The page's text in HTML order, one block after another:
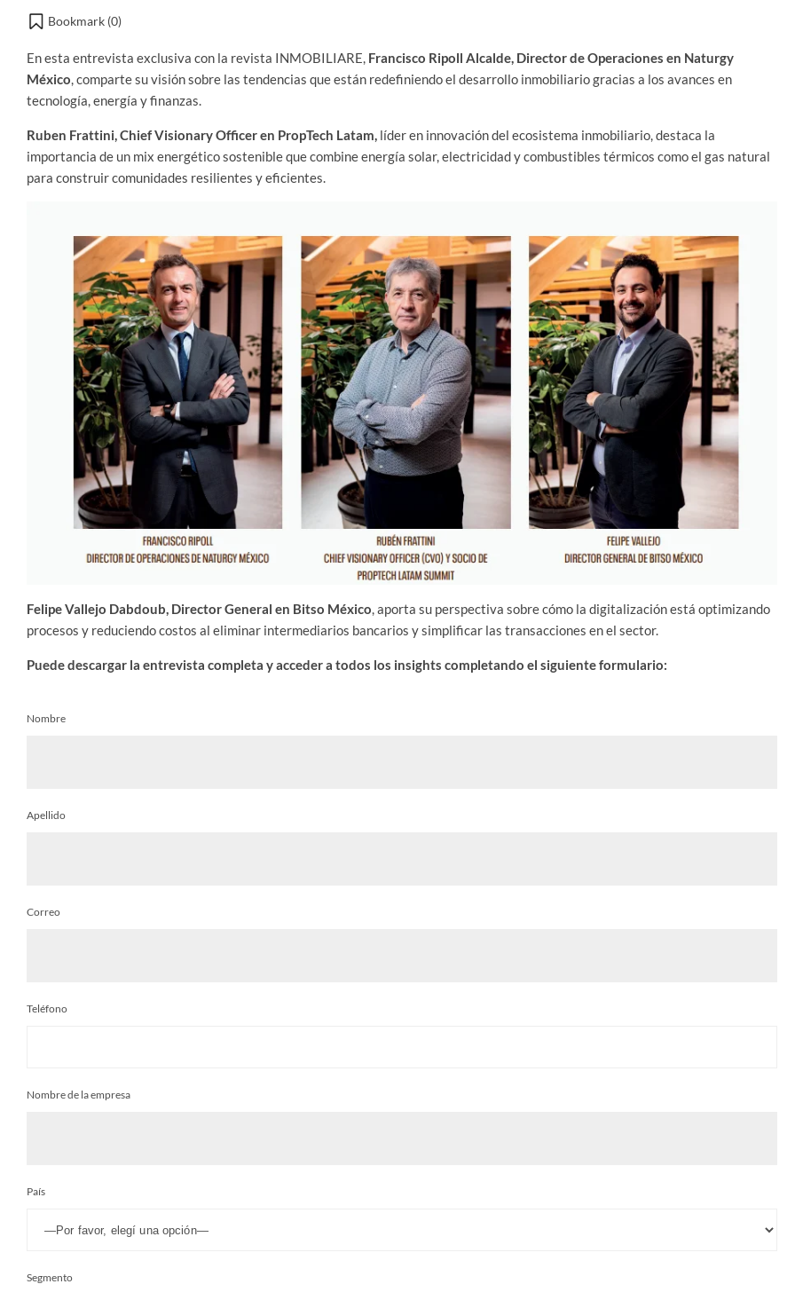
Bookmark (0)
En esta entrevista exclusiva con la revista INMOBILIARE, Francisco Ripoll Alcalde, Director de Operaciones en Naturgy
México, comparte su visión sobre las tendencias que están redefiniendo el desarrollo inmobiliario gracias a los avances en
tecnología, energía y finanzas.
Ruben Frattini, Chief Visionary Officer en PropTech Latam, líder en innovación del ecosistema inmobiliario, destaca la
importancia de un mix energético sostenible que combine energía solar, electricidad y combustibles térmicos como el gas natural
para construir comunidades resilientes y eficientes.
Felipe Vallejo Dabdoub, Director General en Bitso México, aporta su perspectiva sobre cómo la digitalización está optimizando
procesos y reduciendo costos al eliminar intermediarios bancarios y simplificar las transacciones en el sector.
Puede descargar la entrevista completa y acceder a todos los insights completando el siguiente formulario:
Nombre
Apellido
Correo
Teléfono
Nombre de la empresa
País
Segmento